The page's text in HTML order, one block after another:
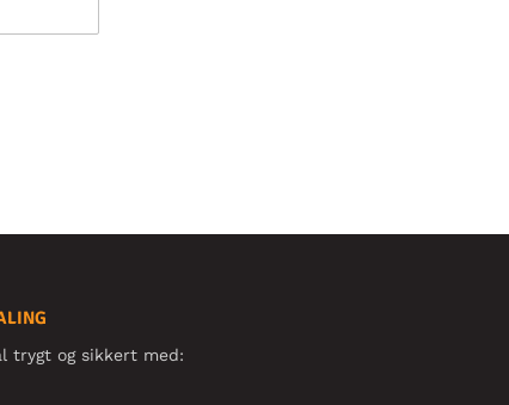
trygt og sikkert med: